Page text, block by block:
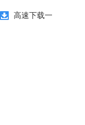
高速下载一